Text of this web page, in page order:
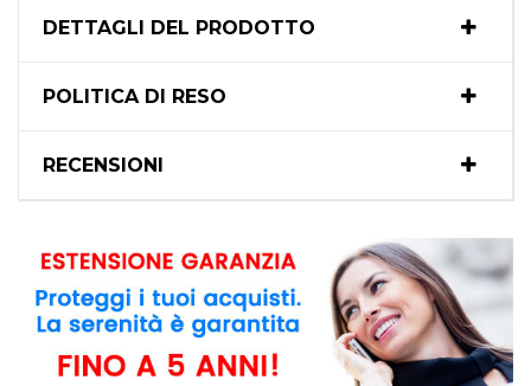
DETTAGLI DEL PRODOTTO
POLITICA DI RESO
RECENSIONI